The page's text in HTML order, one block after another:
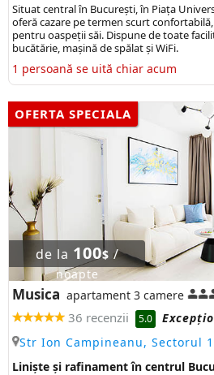
Situat central în București, în Piața
oferă cazare pe termen scurt
pentru oaspeții săi. Dispune de toate
bucătărie, mașină de spălat și WiFi.
1 persoană se uită chiar acum
OFERTA SPECIALA
de la 100$ /
noapte
Musica apartament 3 camere
36 recenzii 5.0
Str Ion Campineanu, Sectorul
Liniște și rafinament în centrul